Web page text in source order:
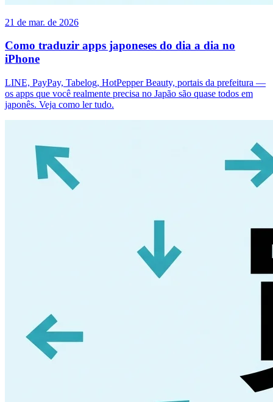
21 de mar. de 2026
Como traduzir apps japoneses do dia a dia no
iPhone
LINE, PayPay, Tabelog, HotPepper Beauty, portais da prefeitura —
os apps que você realmente precisa no Japão são quase todos em
japonês. Veja como ler tudo.